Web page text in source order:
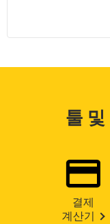
툴
결제
계산기